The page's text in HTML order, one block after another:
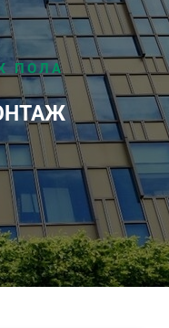
ПОЛА